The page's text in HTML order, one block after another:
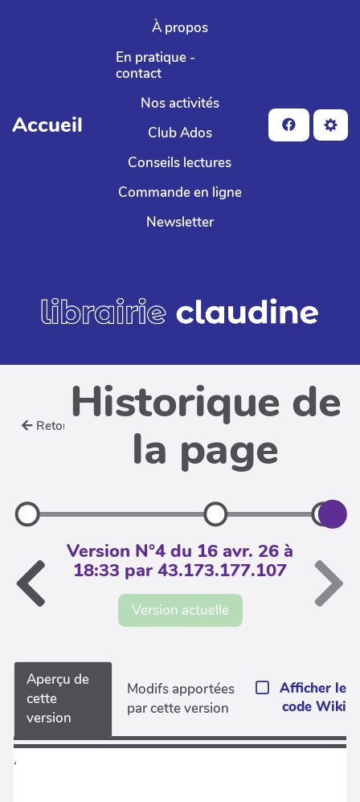
Aller au contenu principal
Accueil
À propos
En pratique -
contact
Nos activités
Club Ados
Conseils lectures
Commande en ligne
Newsletter
Retour Historique de
la page
Version N°4 du 16 avr. 26 à
18:33 par 43.173.177.107
Version actuelle
Aperçu de
cette
version
Modifs apportées
par cette version
Afficher le
code Wiki